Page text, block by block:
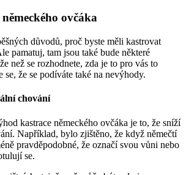
ovčáka
důvodů, proč byste měli kastrovat
pamatuj, tam jsou také bude některé
než se rozhodnete, zda je to pro vás to
se, že se podíváte také na nevýhody.
chování
kastrace německého ovčáka je to, že sníží
Například, bylo zjištěno, že když němečtí
pravděpodobné, že označí svou vůni nebo
se.